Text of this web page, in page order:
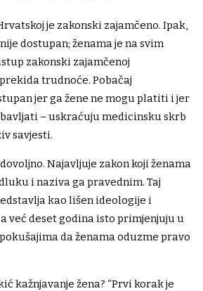
je zakonski zajamčeno. Ipak,
dostupan; ženama je na svim
zakonski zajamčenoj
trudnoće. Pobačaj
jer ga žene ne mogu platiti i jer
– uskraćuju medicinsku skrb
savjesti.
Najavljuje zakon koji ženama
i naziva ga pravednim. Taj
kao lišen ideologije i
već deset godina isto primjenjuju u
da ženama oduzme pravo
kažnjavanje žena? “Prvi korak je